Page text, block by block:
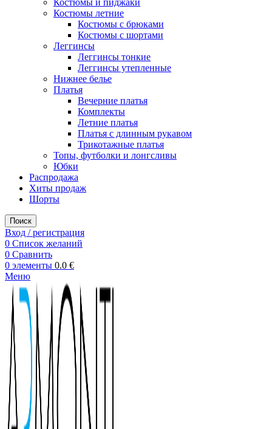
Костюмы и пиджаки
Костюмы летние
Костюмы с брюками
Костюмы с шортами
Леггинсы
Леггинсы тонкие
Леггинсы утепленные
Нижнее белье
Платья
Вечерние платья
Комплекты
Летние платья
Платья с длинным рукавом
Трикотажные платья
Топы, футболки и лонгсливы
Юбки
Распродажа
Хиты продаж
Шорты
Поиск
Вход / регистрация
0 Список желаний
0 Сравнить
0 элементы 0.0 €
Меню